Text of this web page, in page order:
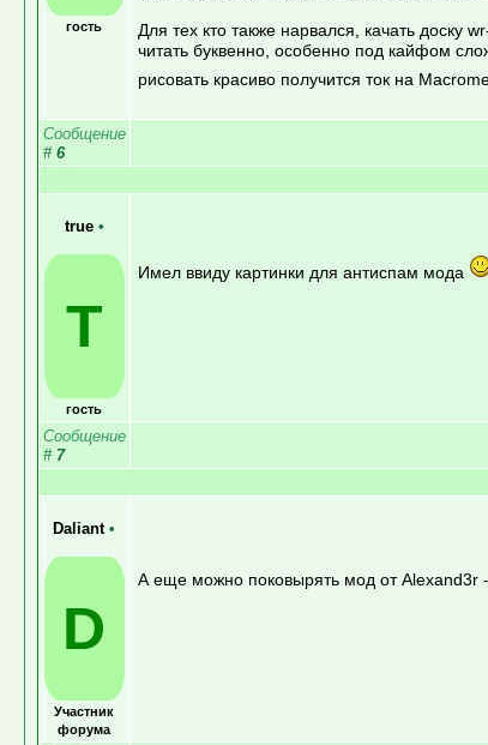
гость
Для тех кто также нарвался, качать доску
читать буквенно, особенно под кайфом
рисовать красиво получится ток на
Сообщение
# 6
true •
T
гость
Имел ввиду картинки для антиспам мода
Сообщение
# 7
Daliant •
D
Участник
форума
А еще можно поковырять мод от Alexand3r